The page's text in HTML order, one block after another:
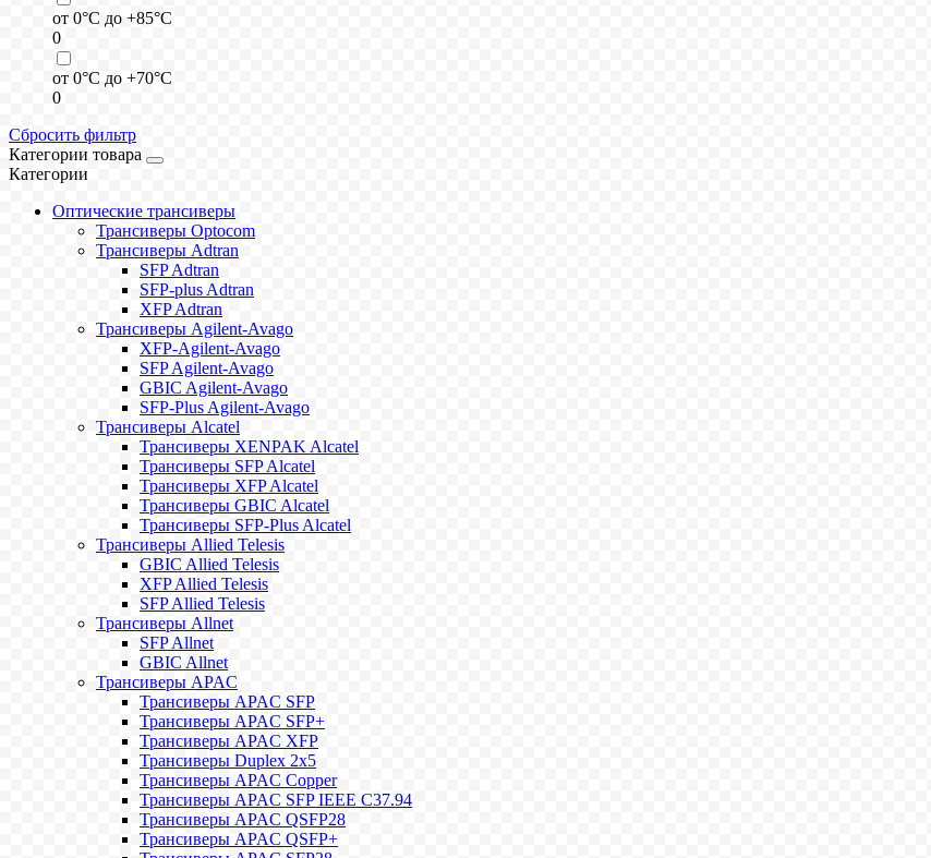
от 0°C до +85°C
0
от 0°C до +70°C
0
Сбросить фильтр
Категории товара
Категории
Оптические трансиверы
Трансиверы Optocom
Трансиверы Adtran
SFP Adtran
SFP-plus Adtran
XFP Adtran
Трансиверы Agilent-Avago
XFP-Agilent-Avago
SFP Agilent-Avago
GBIC Agilent-Avago
SFP-Plus Agilent-Avago
Трансиверы Alcatel
Трансиверы XENPAK Alcatel
Трансиверы SFP Alcatel
Трансиверы XFP Alcatel
Трансиверы GBIC Alcatel
Трансиверы SFP-Plus Alcatel
Трансиверы Allied Telesis
GBIC Allied Telesis
XFP Allied Telesis
SFP Allied Telesis
Трансиверы Allnet
SFP Allnet
GBIC Allnet
Трансиверы APAC
Трансиверы APAC SFP
Трансиверы APAC SFP+
Трансиверы APAC XFP
Трансиверы Duplex 2x5
Трансиверы APAC Copper
Трансиверы APAC SFP IEEE C37.94
Трансиверы APAC QSFP28
Трансиверы APAC QSFP+